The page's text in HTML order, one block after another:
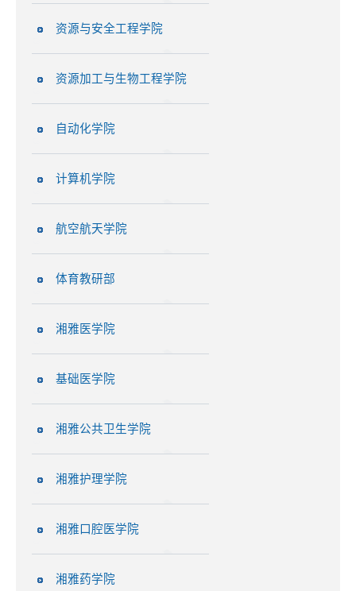
资源与安全工程学院
资源加工与生物工程学院
自动化学院
计算机学院
航空航天学院
体育教研部
湘雅医学院
基础医学院
湘雅公共卫生学院
湘雅护理学院
湘雅口腔医学院
湘雅药学院